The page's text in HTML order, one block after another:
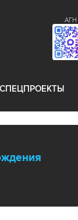
АГН
СПЕЦПРОЕКТЫ